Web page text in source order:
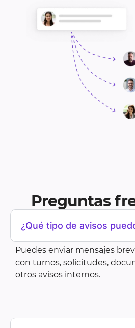
Preguntas
¿Qué tipo de avisos
Puedes enviar mensajes
con turnos, solicitudes,
otros avisos internos.